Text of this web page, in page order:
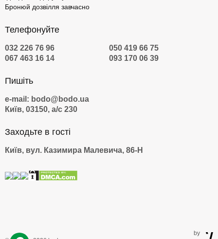
Бронюй дозвілля завчасно
Телефонуйте
032 226 76 96
050 419 66 75
067 463 16 14
093 170 06 39
Пишіть
e-mail: bodo@bodo.ua
Київ, 03150, а/с 230
Заходьте в гості
Київ, вул. Казимира Малевича, 86-Н
by